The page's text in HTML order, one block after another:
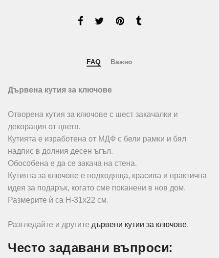
FAQ Важно
Дървена кутия за ключове
Отворена кутия за ключове с шест закачалки и
декорация от цветя.
Кутията е изработена от МДФ с бели рамки и бял
надпис в долния десен ъгъл.
Обособена е да се закача на стена.
Кутията за ключове е подходяща, красива и практична
идея за подарък, когато сме поканени в нов дом.
Размерите ѝ са Н-31х22 см.
Разгледайте и другите дървени кутии за ключове.
Често задавани въпроси: